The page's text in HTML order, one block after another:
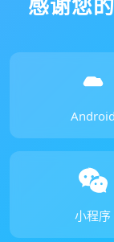
Android
小程序